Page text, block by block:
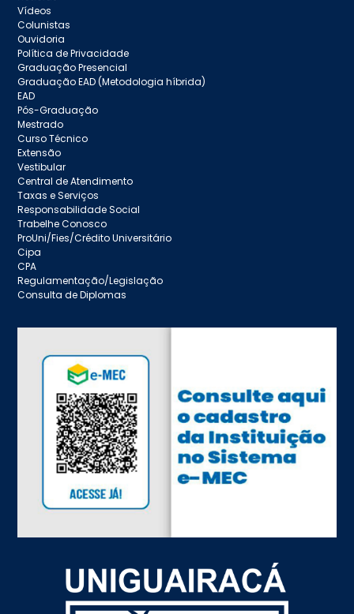
Vídeos
Colunistas
Ouvidoria
Política de Privacidade
Graduação Presencial
Graduação EAD (Metodologia híbrida)
EAD
Pós-Graduação
Mestrado
Curso Técnico
Extensão
Vestibular
Central de Atendimento
Taxas e Serviços
Responsabilidade Social
Trabelhe Conosco
ProUni/Fies/Crédito Universitário
Cipa
CPA
Regulamentação/Legislação
Consulta de Diplomas